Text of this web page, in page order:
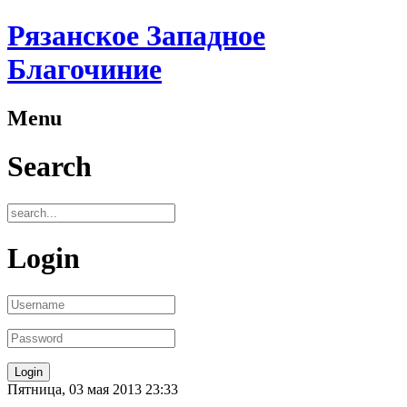
Рязанское Западное
Благочиние
Menu
Search
Login
Пятница, 03 мая 2013 23:33